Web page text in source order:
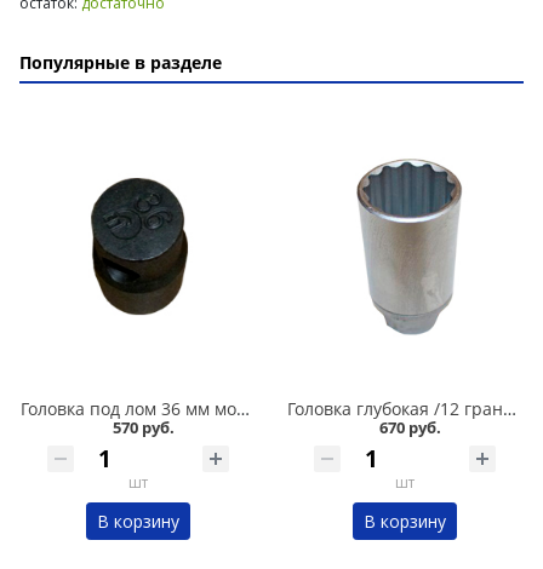
Популярные в разделе
Головка под лом 36 мм мощная в Кургане
570 руб.
шт
В корзину
Головка глубокая /12 граней/ 30 мм в Кургане
670 руб.
шт
В корзину